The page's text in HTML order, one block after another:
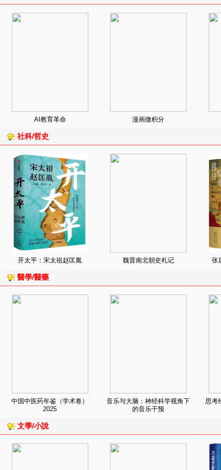
AI教育革命 漫画微积分
社科/哲史
开太平：宋太祖赵匡胤 魏晋南北朝史札记 张
醫學/醫藥
中国中医药年鉴（学术卷）
2025
音乐与大脑：神经科学视角下
的音乐干预
思考
文學/小說